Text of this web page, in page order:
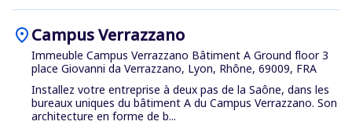
location_onCampus Verrazzano
Immeuble Campus Verrazzano Bâtiment A Ground floor 3
place Giovanni da Verrazzano, Lyon, Rhône, 69009, FRA
Installez votre entreprise à deux pas de la Saône, dans les
bureaux uniques du bâtiment A du Campus Verrazzano. Son
architecture en forme de b...